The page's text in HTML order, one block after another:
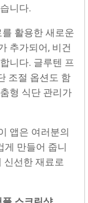
니다.
활용한 새로운
추가되어, 비건
니다. 글루텐 프
조절 옵션도 함
형 식단 관리가
앱은 여러분의
게 만들어 줍니
신선한 재료로